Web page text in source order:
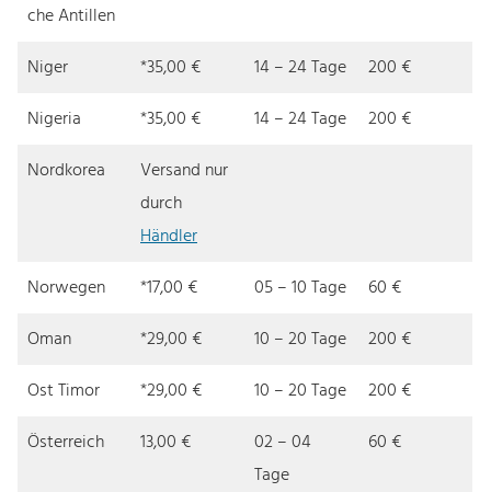
che Antillen
Niger *35,00 € 14 – 24 Tage
200 €
Nigeria
*35,00 € 14 – 24 Tage
200 €
Nordkorea
Versand nur
durch
Händler
Norwegen
*17,00 € 05 – 10 Tage
60 €
Oman
*29,00 € 10 – 20 Tage
200 €
Ost Timor
*29,00 € 10 – 20 Tage
200 €
Österreich
13,00 €
02 – 04
Tage
60 €